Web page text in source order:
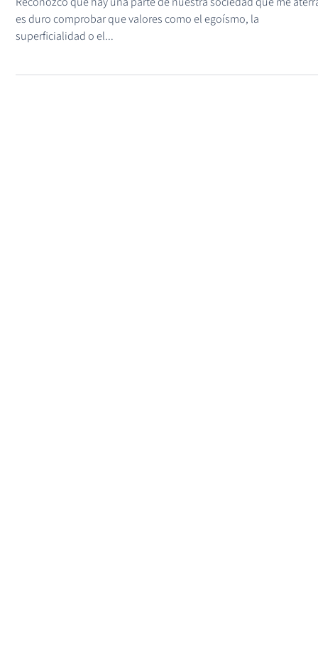
Antonio García Allut: «Nos educan para adaptarnos
la sociedad, pero no para reflexionar sobre ella»
es duro comprobar que valores como el egoísmo, la